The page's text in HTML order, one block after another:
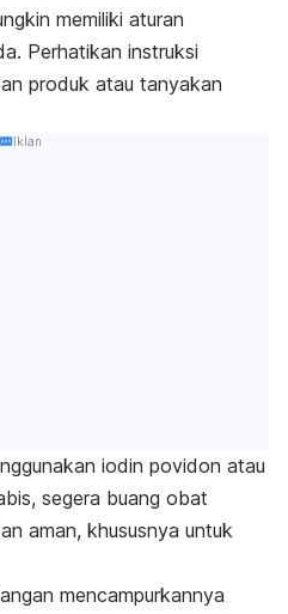
memiliki aturan
Perhatikan instruksi
produk atau tanyakan
Iklan
iodin povidon atau
segera buang obat
aman, khususnya untuk
mencampurkannya